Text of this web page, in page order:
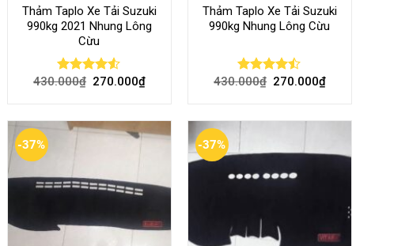
Thảm Taplo Xe Tải Suzuki
990kg 2021 Nhung Lông
Cừu
Rated
430.000₫ 270.000₫
Thảm Taplo Xe Tải Suzuki
990kg Nhung Lông Cừu
Rated
430.000₫ 270.000₫
-37% -37%